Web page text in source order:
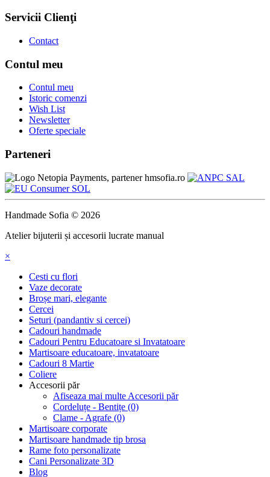
Servicii Clienţi
Contact
Contul meu
Contul meu
Istoric comenzi
Wish List
Newsletter
Oferte speciale
Parteneri
Handmade Sofia © 2026
Atelier bijuterii și accesorii lucrate manual
×
Cesti cu flori
Vaze decorate
Broșe mari, elegante
Cercei
Seturi (pandantiv si cercei)
Cadouri handmade
Cadouri Pentru Educatoare si Invatatoare
Martisoare educatoare, invatatoare
Cadouri 8 Martie
Coliere
Accesorii păr
Afiseaza mai multe Accesorii păr
Cordeluțe - Bentițe (0)
Clame - Agrafe (0)
Martisoare corporate
Martisoare handmade tip brosa
Rame foto personalizate
Cani Personalizate 3D
Blog